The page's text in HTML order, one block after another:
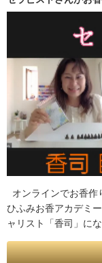
オンラインでお香作
ひふみお香アカデミ
ャリスト「香司」